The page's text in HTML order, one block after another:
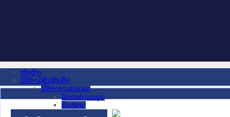
ໜ້າຫຼັກ
ນິຕິກໍາມີຜົນສັກສິດ
ນິຕິກໍາຕາມປະເພດ
ລັດຖະທໍາມະນູນ
ກົດໝາຍ